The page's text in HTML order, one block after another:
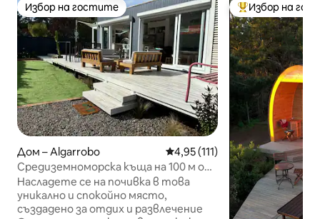
Избор на гостите
Избор на гостите
Дом – Algarrobo Средна оценка: 4,95 от 5,
4,95 (111)
Средиземноморска къща на 100 м от
плажа
Насладете се на почивка в това
уникално и спокойно място,
създадено за отдих и развлечение
Най-популярен
Избор на